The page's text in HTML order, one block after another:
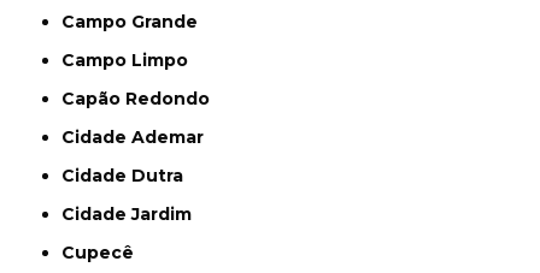
Campo Grande
Campo Limpo
Capão Redondo
Cidade Ademar
Cidade Dutra
Cidade Jardim
Cupecê